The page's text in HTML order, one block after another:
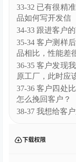
33-32 已有很精
品如何写开发信
34-33 跟进客户
35-34 客户测样
品相比，性能差
36-35 客户发现
原工厂，此时应
37-36 客户四处
怎么挽回客户？
38-37 我想给客
下载权限